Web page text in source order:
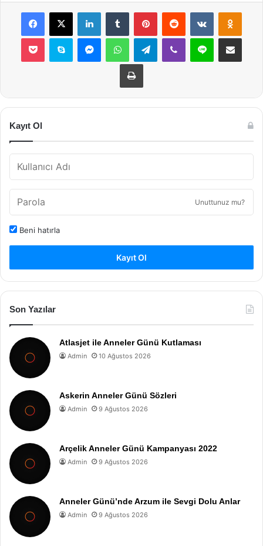
Facebook
X LinkedInTumblr PinterestReddit VKontakte
Pocket Skype MessengerWhatsAppTelegramViber Line E-Posta ile
Yazdır
Kayıt Ol
Unuttunuz mu?
Beni hatırla
Kayıt Ol
Son Yazılar
Atlasjet ile Anneler Günü Kutlaması
Admin 10 Ağustos 2026
Askerin Anneler Günü Sözleri
Admin 9 Ağustos 2026
Arçelik Anneler Günü Kampanyası 2022
Admin 9 Ağustos 2026
Anneler Günü’nde Arzum ile Sevgi Dolu Anlar
Admin 9 Ağustos 2026